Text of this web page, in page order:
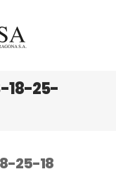
18-25-
25-18